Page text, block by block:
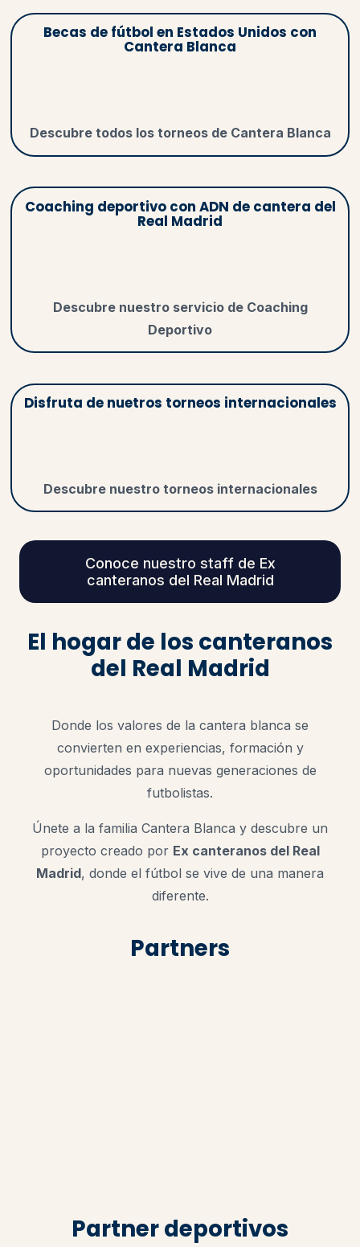
Becas de fútbol en Estados Unidos con
Cantera Blanca
Descubre todos los torneos de Cantera Blanca
Coaching deportivo con ADN de cantera del
Real Madrid
Descubre nuestro servicio de Coaching
Deportivo
Disfruta de nuetros torneos internacionales
Descubre nuestro torneos internacionales
Conoce nuestro staff de Ex
canteranos del Real Madrid
El hogar de los canteranos
del Real Madrid
Donde los valores de la cantera blanca se
convierten en experiencias, formación y
oportunidades para nuevas generaciones de
futbolistas.
Únete a la familia Cantera Blanca y descubre un
proyecto creado por Ex canteranos del Real
Madrid, donde el fútbol se vive de una manera
diferente.
Partners
Partner deportivos